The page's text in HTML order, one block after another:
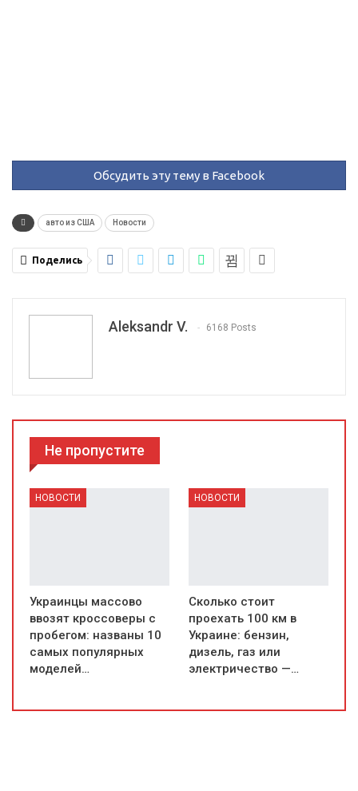
Обсудить эту тему в Facebook
авто из США Новости
Поделись
Aleksandr V. 6168 Posts
Не пропустите
НОВОСТИ
Украинцы массово
ввозят кроссоверы с
пробегом: названы 10
самых популярных
моделей…
НОВОСТИ
Сколько стоит
проехать 100 км в
Украине: бензин,
дизель, газ или
электричество —…